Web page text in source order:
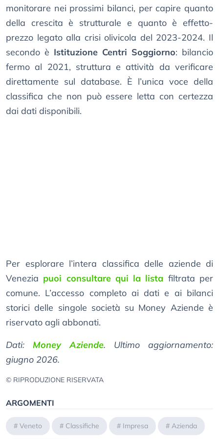
monitorare nei prossimi bilanci, per capire quanto
della crescita è strutturale e quanto è effetto-
prezzo legato alla crisi olivicola del 2023-2024. Il
secondo è Istituzione Centri Soggiorno: bilancio
fermo al 2021, struttura e attività da verificare
direttamente sul database. È l’unica voce della
classifica che non può essere letta con certezza
dai dati disponibili.
Per esplorare l’intera classifica delle aziende di
Venezia puoi consultare qui la lista filtrata per
comune. L’accesso completo ai dati e ai bilanci
storici delle singole società su Money Aziende è
riservato agli abbonati.
Dati: Money Aziende. Ultimo aggiornamento:
giugno 2026.
© RIPRODUZIONE RISERVATA
ARGOMENTI
# Veneto # Classifiche # Impresa # Azienda